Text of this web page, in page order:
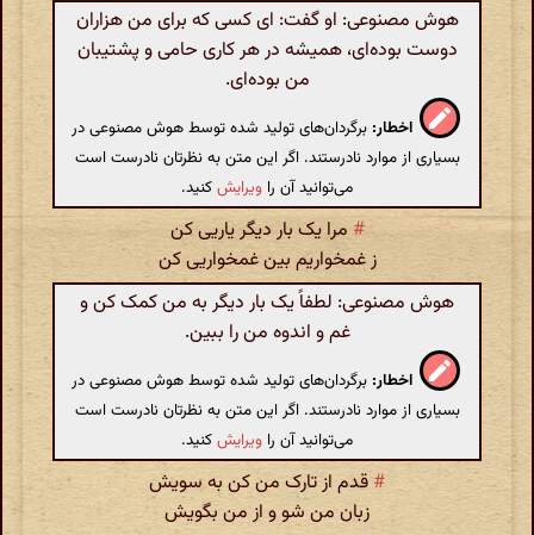
هوش مصنوعی: او گفت: ای کسی که برای من هزاران
دوست بوده‌ای، همیشه در هر کاری حامی و پشتیبان
من بوده‌ای.
اخطار: برگردان‌های تولید شده توسط هوش مصنوعی در
بسیاری از موارد نادرستند. اگر این متن به نظرتان نادرست است
می‌توانید آن را ویرایشکنید.
# مرا یک بار دیگر یاریی کن
ز غمخواریم بین غمخواریی کن
هوش مصنوعی: لطفاً یک بار دیگر به من کمک کن و
غم و اندوه من را ببین.
اخطار: برگردان‌های تولید شده توسط هوش مصنوعی در
بسیاری از موارد نادرستند. اگر این متن به نظرتان نادرست است
می‌توانید آن را ویرایشکنید.
# قدم از تارک من کن به سویش
زبان من شو و از من بگویش